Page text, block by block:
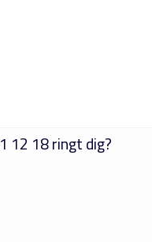
12 18ringt dig?